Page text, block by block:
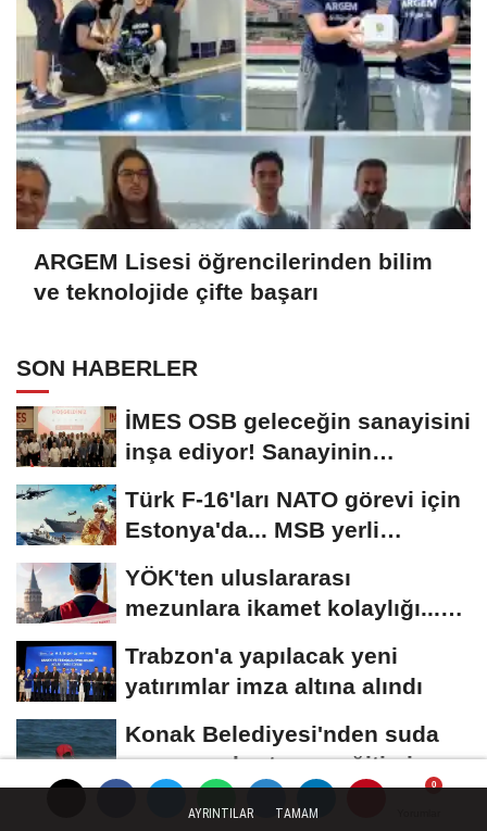
ARGEM Lisesi öğrencilerinden bilim
ve teknolojide çifte başarı
SON HABERLER
İMES OSB geleceğin sanayisini
inşa ediyor! Sanayinin
Türk F-16'ları NATO görevi için
Estonya'da... MSB yerli
savunma sistemleriyle...
YÖK'ten uluslararası
mezunlara ikamet kolaylığı...
Trabzon'a yapılacak yeni
yatırımlar imza altına alındı
Konak Belediyesi'nden suda
arama ve kurtarma eğitimi
AYRINTILAR TAMAM